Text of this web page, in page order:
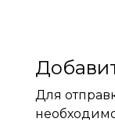
Для